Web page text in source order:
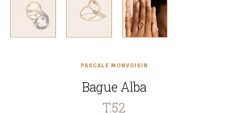
PASCALE MONVOISIN
Bague Alba
T.52